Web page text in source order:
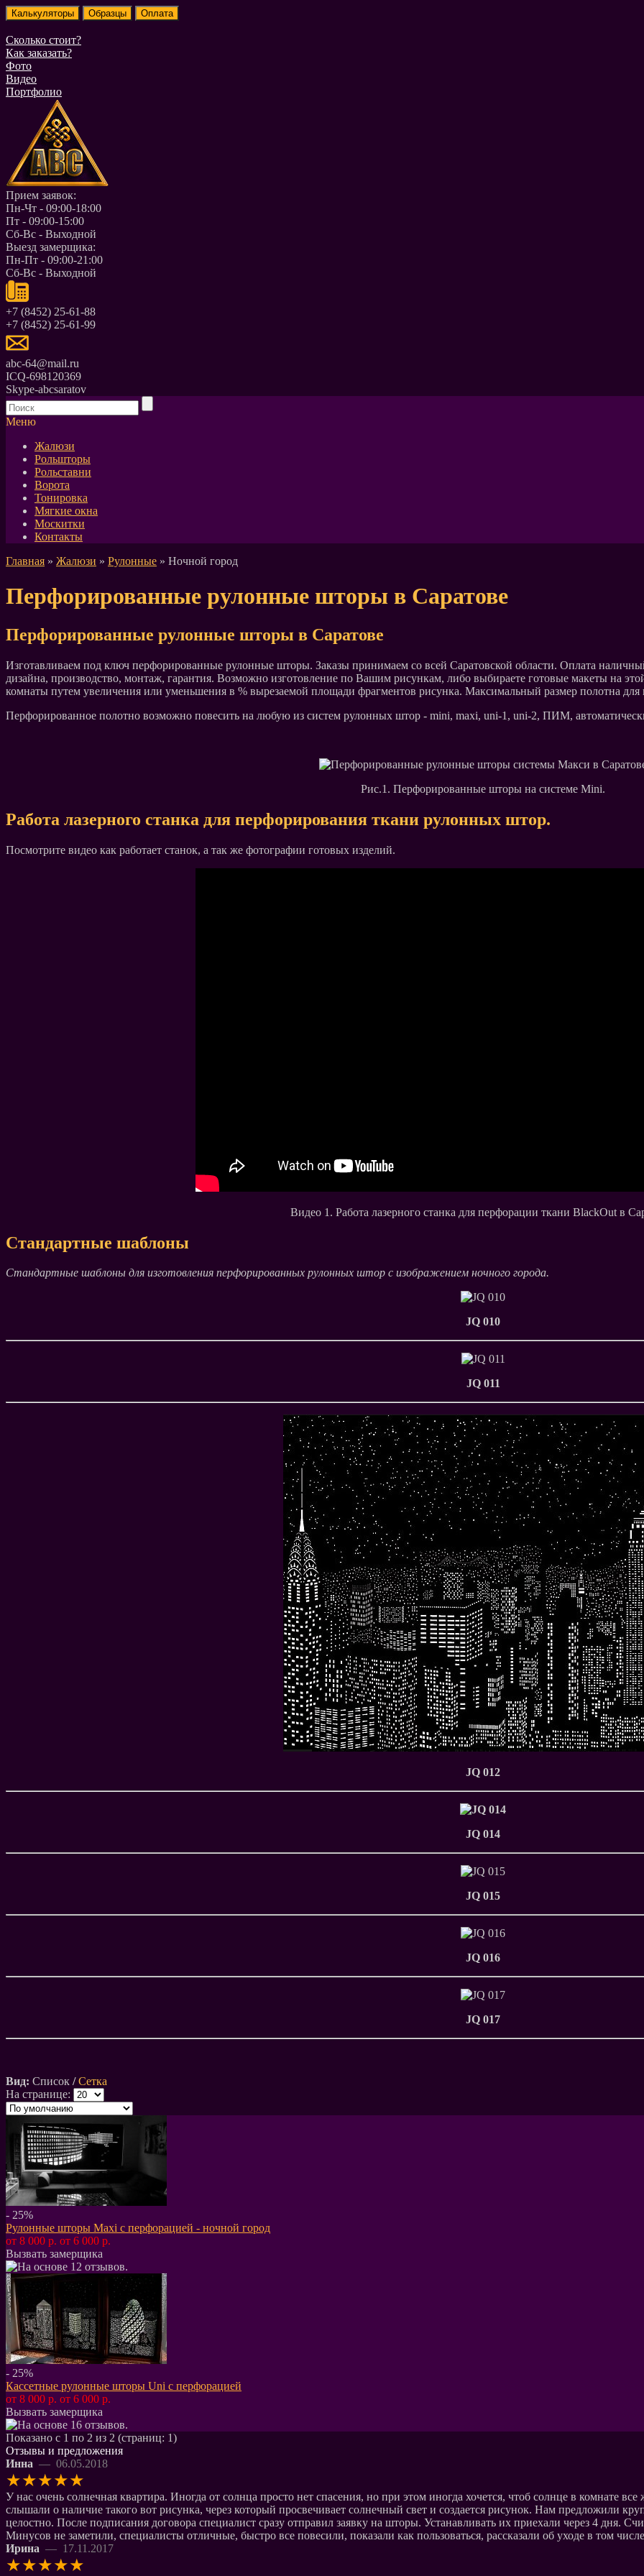
Сколько стоит?
Как заказать?
Фото
Видео
Портфолио
Прием заявок:
Пн-Чт - 09:00-18:00
Пт - 09:00-15:00
Сб-Вс - Выходной
Выезд замерщика:
Пн-Пт - 09:00-21:00
Сб-Вс - Выходной
+7 (8452) 25-61-88
+7 (8452) 25-61-99
abc-64@mail.ru
ICQ-698120369
Skype-abcsaratov
Меню
Жалюзи
Рольшторы
Рольставни
Ворота
Тонировка
Мягкие окна
Москитки
Контакты
Главная » Жалюзи » Рулонные » Ночной город
Перфорированные рулонные шторы в Саратове
Перфорированные рулонные шторы в Саратове
Изготавливаем под ключ перфорированные рулонные шторы. Заказы принимаем со всей Саратовской области. Оплата
дизайна, производство, монтаж, гарантия. Возможно изготовление по Вашим рисункам, либо выбираете готовые макеты на
комнаты путем увеличения или уменьшения в % вырезаемой площади фрагментов рисунка. Максимальный размер полотна для
Перфорированное полотно возможно повесить на любую из систем рулонных штор - mini, maxi, uni-1, uni-2, ПИМ,
Рис.1. Перфорированные шторы на системе Mini.
Работа лазерного станка для перфорирования ткани рулонных штор.
Посмотрите видео как работает станок, а так же фотографии готовых изделий.
Видео 1. Работа лазерного станка для перфорации ткани BlackOut в
Стандартные шаблоны
Стандартные шаблоны для изготовления перфорированных рулонных штор с изображением ночного города.
JQ 010
JQ 011
JQ 012
JQ 014
JQ 015
JQ 016
JQ 017
Вид: Список / Сетка
На странице:
- 25%
Рулонные шторы Maxi с перфорацией - ночной город
от 8 000 р. от 6 000 р.
Вызвать замерщика
- 25%
Кассетные рулонные шторы Uni с перфорацией
от 8 000 р. от 6 000 р.
Вызвать замерщика
Показано с 1 по 2 из 2 (страниц: 1)
Отзывы и предложения
Инна — 06.05.2018
★★★★★
У нас очень солнечная квартира. Иногда от солнца просто нет спасения, но при этом иногда хочется, чтоб солнце в комнате
слышали о наличие такого вот рисунка, через который просвечивает солнечный свет и создается рисунок. Нам предложили
целостно. После подписания договора специалист сразу отправил заявку на шторы. Устанавливать их приехали через 4 дня.
Минусов не заметили, специалисты отличные, быстро все повесили, показали как пользоваться, рассказали об уходе в том
Ирина — 17.11.2017
★★★★★